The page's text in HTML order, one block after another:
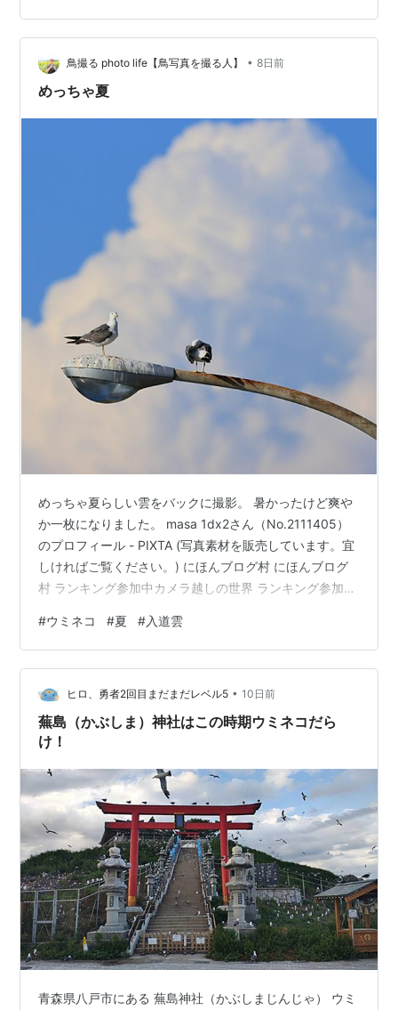
鳥撮る photo life【鳥写真を撮る人】 • 8日前
めっちゃ夏
めっちゃ夏らしい雲をバックに撮影。 暑かったけど爽や
か一枚になりました。 masa 1dx2さん（No.2111405）
のプロフィール - PIXTA (写真素材を販売しています。宜
しければご覧ください。) にほんブログ村 にほんブログ
村 ランキング参加中カメラ越しの世界 ランキング参加中
#ウミネコ #夏 #入道雲
ヒロ、勇者2回目まだまだレベル5 • 10日前
蕪島（かぶしま）神社はこの時期ウミネコだら
け！
青森県八戸市にある 蕪島神社（かぶしまじんじゃ） ウミ